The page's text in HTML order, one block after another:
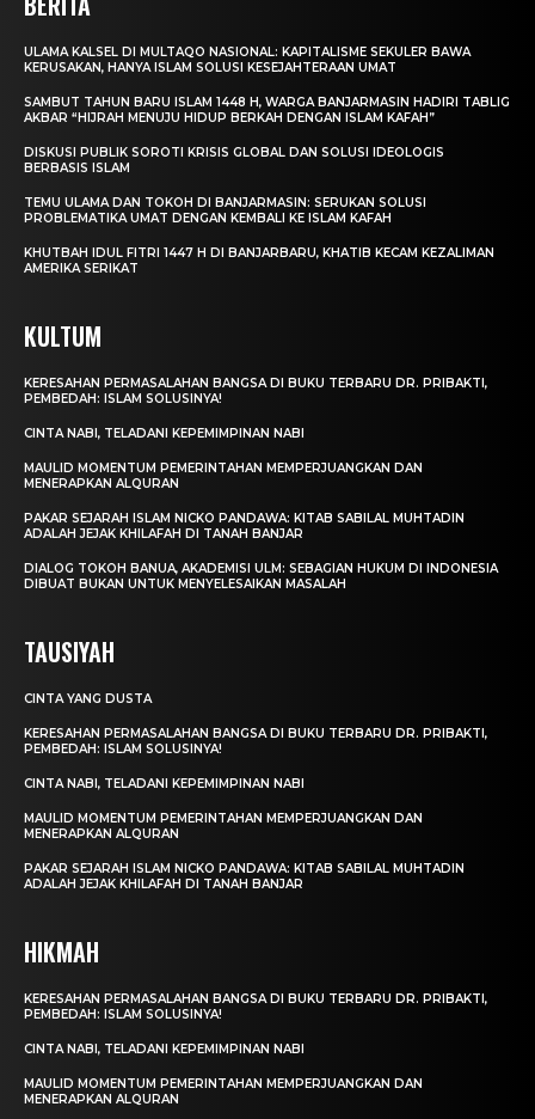
ULAMA KALSEL DI MULTAQO NASIONAL: KAPITALISME SEKULER BAWA
KERUSAKAN, HANYA ISLAM SOLUSI KESEJAHTERAAN UMAT
SAMBUT TAHUN BARU ISLAM 1448 H, WARGA BANJARMASIN HADIRI TABLIG
AKBAR “HIJRAH MENUJU HIDUP BERKAH DENGAN ISLAM KAFAH”
DISKUSI PUBLIK SOROTI KRISIS GLOBAL DAN SOLUSI IDEOLOGIS
BERBASIS ISLAM
TEMU ULAMA DAN TOKOH DI BANJARMASIN: SERUKAN SOLUSI
PROBLEMATIKA UMAT DENGAN KEMBALI KE ISLAM KAFAH
KHUTBAH IDUL FITRI 1447 H DI BANJARBARU, KHATIB KECAM KEZALIMAN
AMERIKA SERIKAT
KULTUM
KERESAHAN PERMASALAHAN BANGSA DI BUKU TERBARU DR. PRIBAKTI,
PEMBEDAH: ISLAM SOLUSINYA!
CINTA NABI, TELADANI KEPEMIMPINAN NABI
MAULID MOMENTUM PEMERINTAHAN MEMPERJUANGKAN DAN
MENERAPKAN ALQURAN
PAKAR SEJARAH ISLAM NICKO PANDAWA: KITAB SABILAL MUHTADIN
ADALAH JEJAK KHILAFAH DI TANAH BANJAR
DIALOG TOKOH BANUA, AKADEMISI ULM: SEBAGIAN HUKUM DI INDONESIA
DIBUAT BUKAN UNTUK MENYELESAIKAN MASALAH
TAUSIYAH
CINTA YANG DUSTA
KERESAHAN PERMASALAHAN BANGSA DI BUKU TERBARU DR. PRIBAKTI,
PEMBEDAH: ISLAM SOLUSINYA!
CINTA NABI, TELADANI KEPEMIMPINAN NABI
MAULID MOMENTUM PEMERINTAHAN MEMPERJUANGKAN DAN
MENERAPKAN ALQURAN
PAKAR SEJARAH ISLAM NICKO PANDAWA: KITAB SABILAL MUHTADIN
ADALAH JEJAK KHILAFAH DI TANAH BANJAR
HIKMAH
KERESAHAN PERMASALAHAN BANGSA DI BUKU TERBARU DR. PRIBAKTI,
PEMBEDAH: ISLAM SOLUSINYA!
CINTA NABI, TELADANI KEPEMIMPINAN NABI
MAULID MOMENTUM PEMERINTAHAN MEMPERJUANGKAN DAN
MENERAPKAN ALQURAN